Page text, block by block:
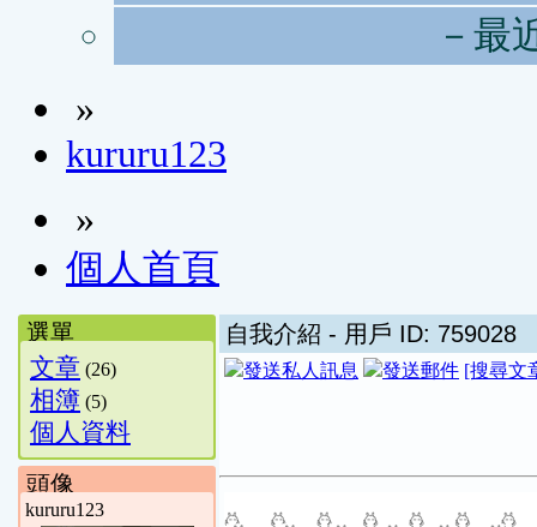
－最
»
kururu123
»
個人首頁
選單
文章 (26)
相簿 (5)
個人資料
頭像
kururu123
自我介紹 - 用戶 ID: 759028
[搜尋文